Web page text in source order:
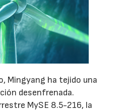
Mingyang ha tejido una
desenfrenada.
MySE 8.5-216, la